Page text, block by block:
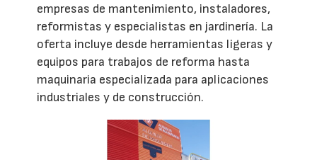
empresas de mantenimiento, instaladores,
reformistas y especialistas en jardinería. La
oferta incluye desde herramientas ligeras y
equipos para trabajos de reforma hasta
maquinaria especializada para aplicaciones
industriales y de construcción.